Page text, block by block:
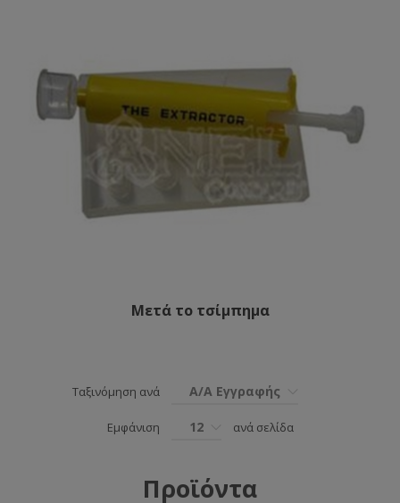
Μετά το τσίμπημα
Ταξινόμηση ανά Α/Α Εγγραφής
Εμφάνιση 12 ανά σελίδα
Προϊόντα